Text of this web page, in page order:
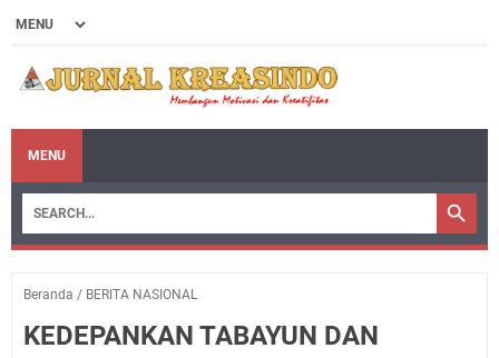
MENU
Beranda / BERITA NASIONAL
KEDEPANKAN TABAYUN DAN